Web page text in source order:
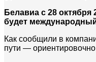
Белавиа с 28
будет
Как сообщили в
пути —